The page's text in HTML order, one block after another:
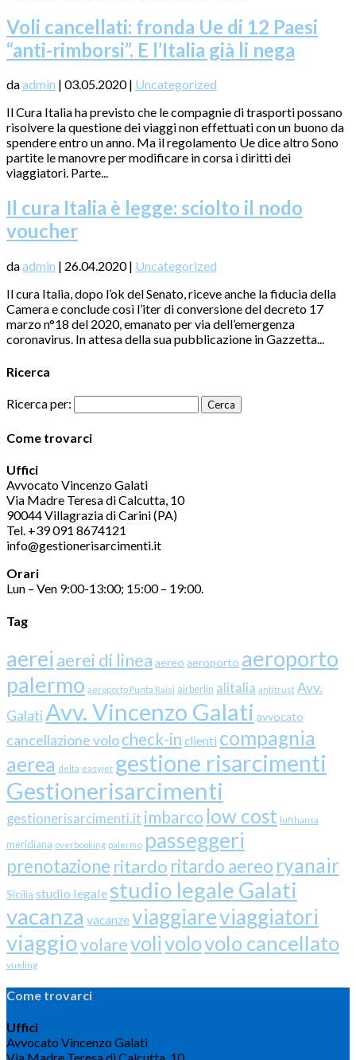
Voli cancellati: fronda Ue di 12 Paesi
“anti-rimborsi”. E l’Italia già li nega
daadmin | 03.05.2020| Uncategorized
Il Cura Italia ha previsto che le compagnie di trasporti possano
risolvere la questione dei viaggi non effettuati con un buono da
spendere entro un anno. Ma il regolamento Ue dice altro Sono
partite le manovre per modificare in corsa i diritti dei
viaggiatori. Parte...
Il cura Italia è legge: sciolto il nodo
voucher
daadmin | 26.04.2020| Uncategorized
Il cura Italia, dopo l’ok del Senato, riceve anche la fiducia della
Camera e conclude così l’iter di conversione del decreto 17
marzo n°18 del 2020, emanato per via dell’emergenza
coronavirus. In attesa della sua pubblicazione in Gazzetta...
Ricerca
Ricerca per:
Come trovarci
Uffici
Avvocato Vincenzo Galati
Via Madre Teresa di Calcutta, 10
90044 Villagrazia di Carini (PA)
Tel. +39 091 8674121
info@gestionerisarcimenti.it
Orari
Lun – Ven 9:00-13:00; 15:00 – 19:00.
Tag
aerei aerei di linea aereo aeroporto aeroporto
palermo aeroporto Punta Raisi airberlin alitalia antitrust Avv.
Galati Avv. Vincenzo Galati avvocato
cancellazione volocheck-in clienti compagnia
aerea delta easyjet gestione risarcimenti
Gestionerisarcimenti
gestionerisarcimenti.it imbarco low cost lufthansa
meridiana overbooking palermo passeggeri
prenotazione ritardo ritardo aereo ryanair
Sicilia studio legale studio legale Galati
vacanza vacanzeviaggiareviaggiatori
viaggiovolarevolivolovolo cancellato
vueling
Come trovarci
Uffici
Avvocato Vincenzo Galati